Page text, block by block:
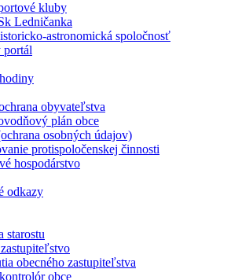
kluby
Ledničanka
astronomická spoločnosť
portál
obyvateľstva
plán obce
osobných údajov)
protispoločenskej činnosti
hospodárstvo
odkazy
starostu
obecného zastupiteľstva
obce